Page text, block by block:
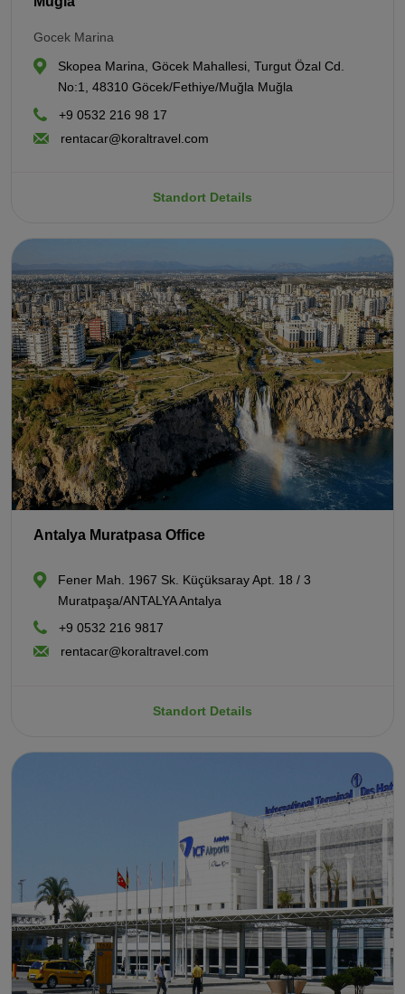
Gocek Marina
Skopea Marina, Göcek Mahallesi, Turgut Özal Cd.
No:1, 48310 Göcek/Fethiye/Muğla Muğla
+9 0532 216 98 17
rentacar@koraltravel.com
Standort Details
Antalya Muratpasa Office
Fener Mah. 1967 Sk. Küçüksaray Apt. 18 / 3
Muratpaşa/ANTALYA Antalya
+9 0532 216 9817
rentacar@koraltravel.com
Standort Details